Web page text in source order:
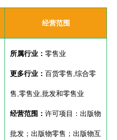
经营范围
所属行业： 零售业
更多行业： 百货零售,综合零
售,零售业,批发和零售业
经营范围： 许可项目：出版物
批发；出版物零售；出版物互